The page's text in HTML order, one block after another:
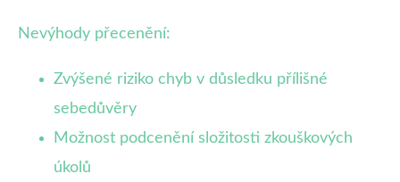
Nevýhody přecenění:
Zvýšené riziko chyb v důsledku přílišné
sebedůvěry
Možnost podcenění složitosti zkouškových
úkolů